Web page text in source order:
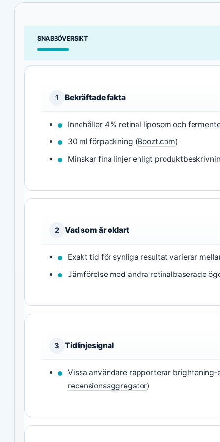
SNABBÖVERSIKT
1 Bekräftade fakta
Innehåller 4 % retinal liposom och
30 ml förpackning (Boozt.com)
Minskar fina linjer enligt
2 Vad som är oklart
Exakt tid för synliga resultat varierar
Jämförelse med andra retinalbaserade
3 Tidlinjesignal
Vissa användare rapporterar
recensionsaggregator)